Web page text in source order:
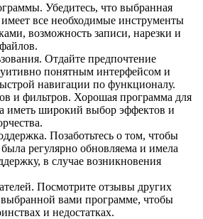
Убедитесь, что выбранная
все необходимые инструменты
возможность записи, нарезки и
Отдайте предпочтение
понятным интерфейсом и
навигации по функционалу.
и фильтров. Хорошая программа для
иметь широкий выбор эффектов и
Позаботьтесь о том, чтобы
регулярно обновляема и имела
в случае возникновения
Посмотрите отзывы других
выбранной вами программе, чтобы
и недостатках.